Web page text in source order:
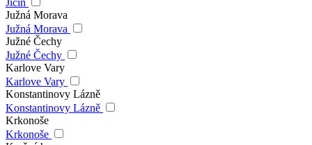
Jičín
Južná Morava
Južná Morava
Južné Čechy
Južné Čechy
Karlove Vary
Karlove Vary
Konstantinovy Lázně
Konstantinovy Lázně
Krkonoše
Krkonoše